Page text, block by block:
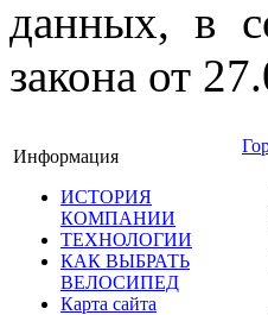
данных, в
закона от
Информация
ИСТОРИЯ
КОМПАНИИ
ТЕХНОЛОГИИ
КАК ВЫБРАТЬ
ВЕЛОСИПЕД
Карта сайта